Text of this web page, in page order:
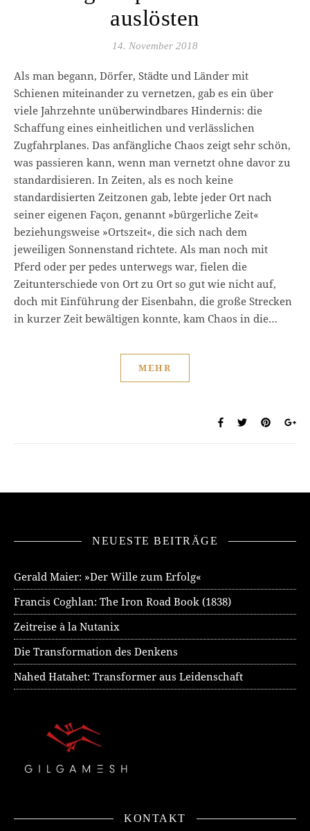
auslösten
14. November 2018
Als man begann, Dörfer, Städte und Länder mit
Schienen miteinander zu vernetzen, gab es ein über
viele Jahrzehnte unüberwindbares Hindernis: die
Schaffung eines einheitlichen und verlässlichen
Zugfahrplanes. Das anfängliche Chaos zeigt sehr schön,
was passieren kann, wenn man vernetzt ohne davor zu
standardisieren. In Zeiten, als es noch keine
standardisierten Zeitzonen gab, lebte jeder Ort nach
seiner eigenen Façon, genannt »bürgerliche Zeit«
beziehungsweise »Ortszeit«, die sich nach dem
jeweiligen Sonnenstand richtete. Als man noch mit
Pferd oder per pedes unterwegs war, fielen die
Zeitunterschiede von Ort zu Ort so gut wie nicht auf,
doch mit Einführung der Eisenbahn, die große Strecken
in kurzer Zeit bewältigen konnte, kam Chaos in die…
MEHR
NEUESTE BEITRÄGE
Gerald Maier: »Der Wille zum Erfolg«
Francis Coghlan: The Iron Road Book (1838)
Zeitreise à la Nutanix
Die Transformation des Denkens
Nahed Hatahet: Transformer aus Leidenschaft
KONTAKT